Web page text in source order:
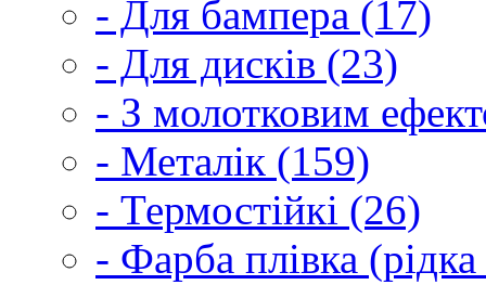
- Для бампера (17)
- Для дисків (23)
- З молотковим
- Металік (159)
- Термостійкі (26)
- Фарба плівка